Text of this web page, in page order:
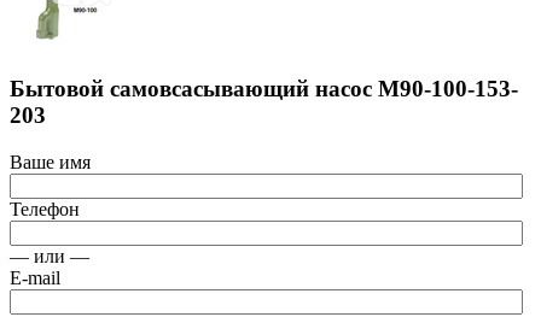
Бытовой самовсасывающий насос M90-100-153-
203
Ваше имя
Телефон
— или —
E-mail